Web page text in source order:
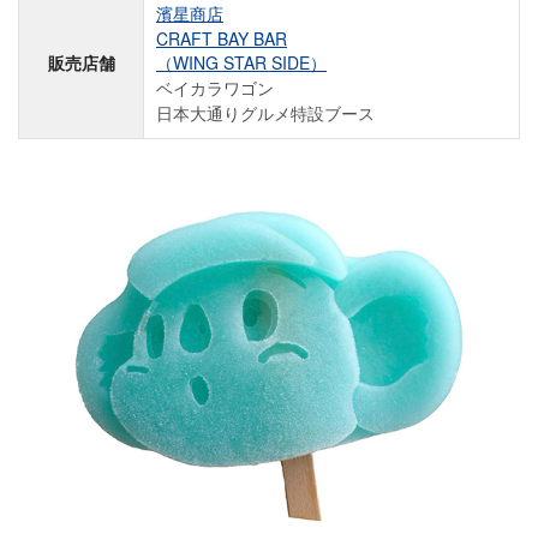
販売店舗
濱星商店
CRAFT BAY BAR
（WING STAR SIDE）
ベイカラワゴン
日本大通りグルメ特設ブース